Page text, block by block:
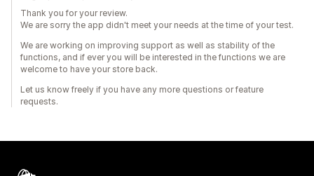
Thank you for your review.
We are sorry the app didn't meet your needs at the time of your test.
We are working on improving support as well as stability of the
functions, and if ever you will be interested in the functions we are
welcome to have your store back.
Let us know freely if you have any more questions or feature
requests.